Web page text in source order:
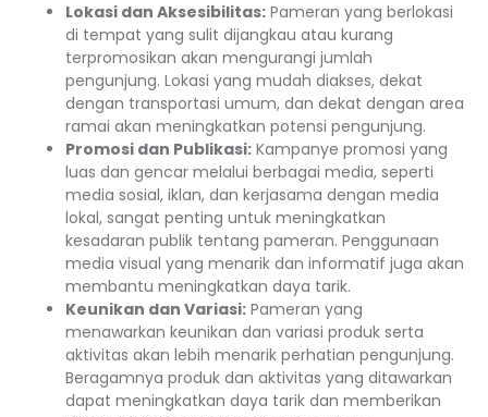
Lokasi dan Aksesibilitas: Pameran yang berlokasi
di tempat yang sulit dijangkau atau kurang
terpromosikan akan mengurangi jumlah
pengunjung. Lokasi yang mudah diakses, dekat
dengan transportasi umum, dan dekat dengan area
ramai akan meningkatkan potensi pengunjung.
Promosi dan Publikasi: Kampanye promosi yang
luas dan gencar melalui berbagai media, seperti
media sosial, iklan, dan kerjasama dengan media
lokal, sangat penting untuk meningkatkan
kesadaran publik tentang pameran. Penggunaan
media visual yang menarik dan informatif juga akan
membantu meningkatkan daya tarik.
Keunikan dan Variasi: Pameran yang
menawarkan keunikan dan variasi produk serta
aktivitas akan lebih menarik perhatian pengunjung.
Beragamnya produk dan aktivitas yang ditawarkan
dapat meningkatkan daya tarik dan memberikan